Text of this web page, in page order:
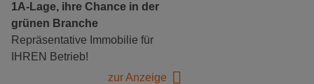
1A-Lage, ihre Chance in der
grünen Branche
Repräsentative Immobilie für
IHREN Betrieb!
zur Anzeige